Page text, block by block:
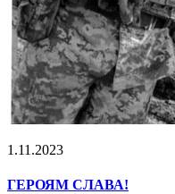
1.11.2023
ГЕРОЯМ СЛАВА!